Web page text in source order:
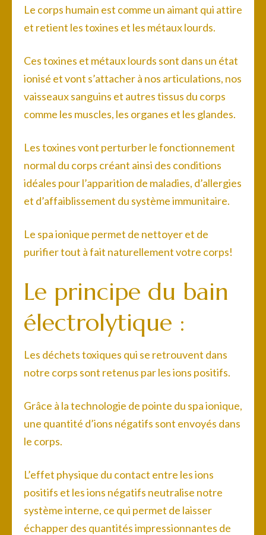
Le corps humain est comme un aimant qui attire
et retient les toxines et les métaux lourds.
Ces toxines et métaux lourds sont dans un état
ionisé et vont s’attacher à nos articulations, nos
vaisseaux sanguins et autres tissus du corps
comme les muscles, les organes et les glandes.
Les toxines vont perturber le fonctionnement
normal du corps créant ainsi des conditions
idéales pour l’apparition de maladies, d’allergies
et d’affaiblissement du système immunitaire.
Le spa ionique permet de nettoyer et de
purifier tout à fait naturellement votre corps!
Le principe du bain
électrolytique :
Les déchets toxiques qui se retrouvent dans
notre corps sont retenus par les ions positifs.
Grâce à la technologie de pointe du spa ionique,
une quantité d’ions négatifs sont envoyés dans
le corps.
L’effet physique du contact entre les ions
positifs et les ions négatifs neutralise notre
système interne, ce qui permet de laisser
échapper des quantités impressionnantes de